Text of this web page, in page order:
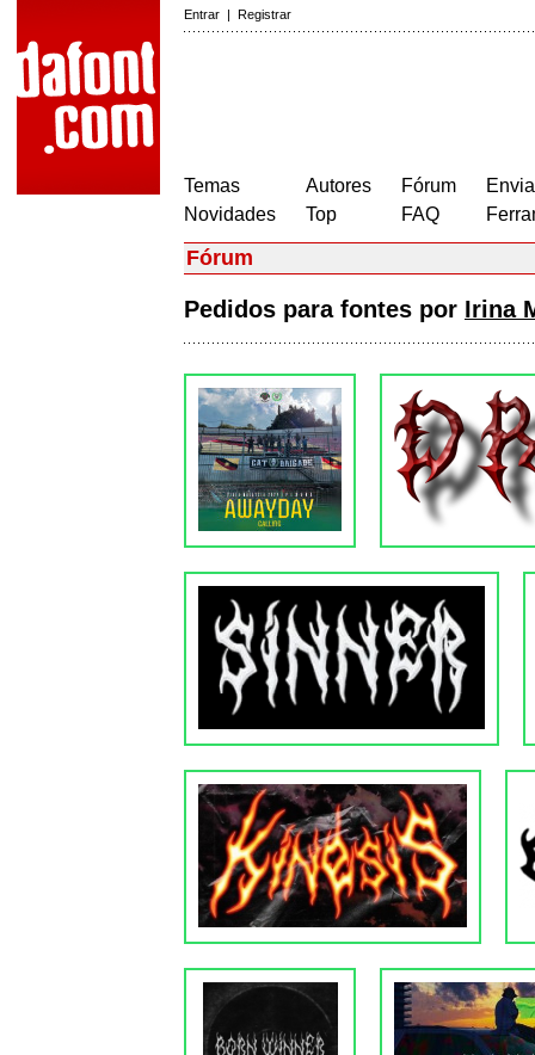
Entrar | Registrar
Temas
Novidades
Autores
Top
Fórum
FAQ
Fórum
Pedidos para fontes por Irina